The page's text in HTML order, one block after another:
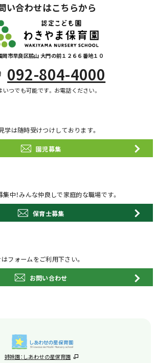
い合わせはこちらから
岡市早良区脇山 大門の前１２６６番地１０
092-804-4000
いつでも可能です。お電話ください。
見学は随時受けつけしております。
園児募集
中！みんな仲良しで家庭的な職場です。
保育士募集
はフォームをご利用下さい。
お問い合わせ
姉妹園：しあわせの星保育園